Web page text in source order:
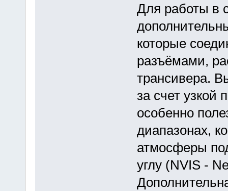
Для работы в
которые
разъёмами,
трансивера.
за счет узкой
особенно
диапазонах,
атмосферы
углу (NVIS -